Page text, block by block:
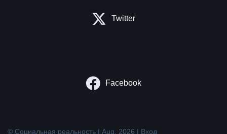
Twitter
Facebook
© Социальная реальность | Aug. 2026 | Вход